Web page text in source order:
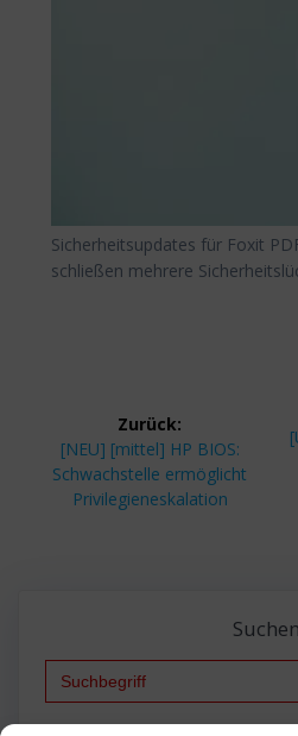
Sicherheitsupdates für Foxit
schließen mehrere
Zurück:
Vorheriger
Beitrag:
[NEU] [mittel] HP BIOS:
Schwachstelle ermöglicht
Privilegieneskalation
Suchen